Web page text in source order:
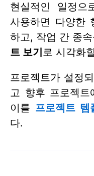
현실적인 일정으
사용하면 다양한
하고, 작업 간 종
트 보기로 시각화
프로젝트가 설정
고 향후 프로젝트
이를 프로젝트 템
다.